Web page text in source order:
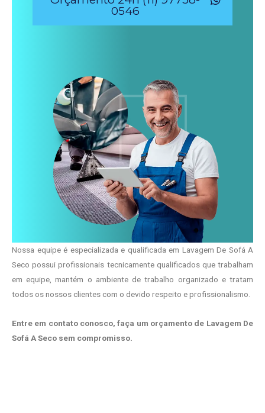
0546
Nossa equipe é especializada e qualificada em Lavagem De Sofá A
Seco possui profissionais tecnicamente qualificados que trabalham
em equipe, mantém o ambiente de trabalho organizado e tratam
todos os nossos clientes com o devido respeito e profissionalismo.
Entre em contato conosco, faça um orçamento de Lavagem De
Sofá A Seco sem compromisso.